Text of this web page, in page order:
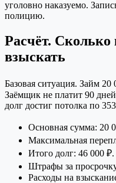
уголовно наказуемо.
полицию.
Расчёт. Сколько
взыскать
Базовая ситуация. Займ
Заёмщик не платит 90
долг достиг потолка по
Основная сумма: 20
Максимальная
Итого долг: 46 000 ₽.
Штрафы за
Расходы на